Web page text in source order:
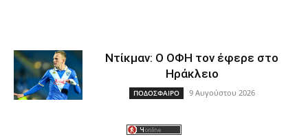
Ντίκμαν: Ο ΟΦΗ τον έφερε στο
Ηράκλειο
ΠΟΔΟΣΦΑΙΡΟ 9 Αυγούστου 2026